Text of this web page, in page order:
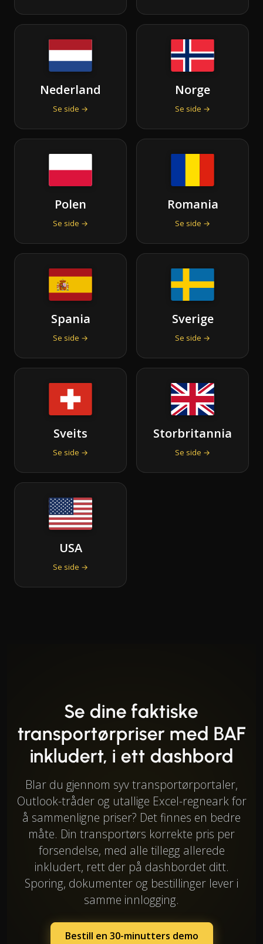
Nederland
Se side →
Norge
Se side →
Polen
Se side →
Romania
Se side →
Spania
Se side →
Sverige
Se side →
Sveits
Se side →
Storbritannia
Se side →
USA
Se side →
Se dine faktiske
transportørpriser med BAF
inkludert, i ett dashbord
Blar du gjennom syv transportørportaler,
Outlook-tråder og utallige Excel-regneark for
å sammenligne priser? Det finnes en bedre
måte. Din transportørs korrekte pris per
forsendelse, med alle tillegg allerede
inkludert, rett der på dashbordet ditt.
Sporing, dokumenter og bestillinger lever i
samme innlogging.
Bestill en 30-minutters demo